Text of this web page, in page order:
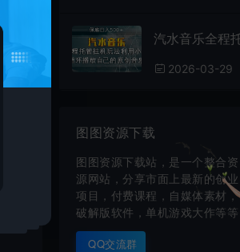
2026-03-29
图图资源下载
图图资源下载站，是一个整合资
源网站，分享市面上最新的创业
项目，付费课程，自媒体素材，
破解版软件，单机游戏大作等等
QQ交流群